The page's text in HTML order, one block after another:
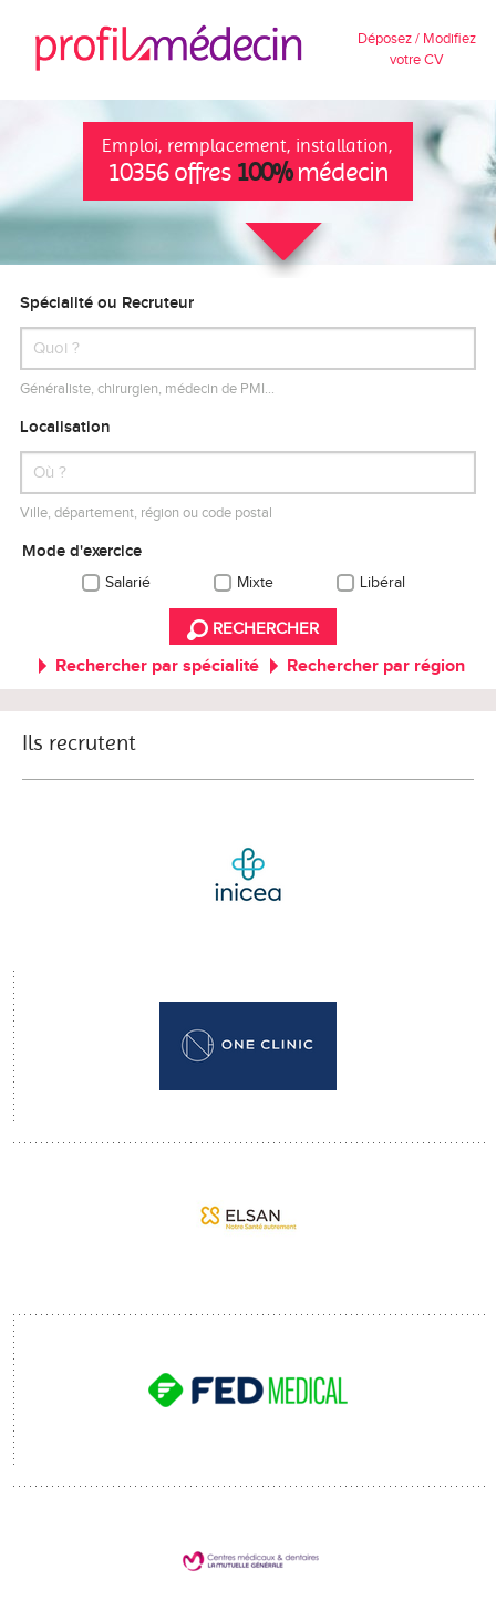
Déposez / Modifiez
votre CV
Emploi, remplacement, installation,
10356 offres 100%médecin
Spécialité ou Recruteur
Généraliste, chirurgien, médecin de PMI…
Localisation
Ville, département, région ou code postal
Mode d'exercice
Salarié Mixte Libéral
RECHERCHER
Rechercher par spécialité Rechercher par région
Ils recrutent